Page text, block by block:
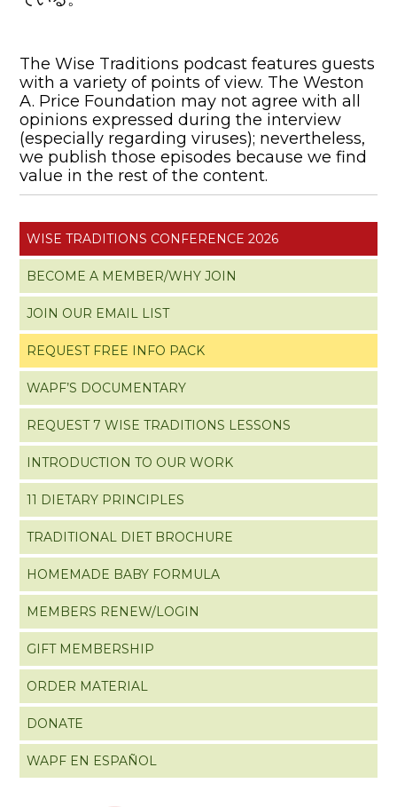
The Wise Traditions podcast features guests
with a variety of points of view. The Weston
A. Price Foundation may not agree with all
opinions expressed during the interview
(especially regarding viruses); nevertheless,
we publish those episodes because we find
value in the rest of the content.
WISE TRADITIONS CONFERENCE 2026
BECOME A MEMBER/WHY JOIN
JOIN OUR EMAIL LIST
REQUEST FREE INFO PACK
WAPF’S DOCUMENTARY
REQUEST 7 WISE TRADITIONS LESSONS
INTRODUCTION TO OUR WORK
11 DIETARY PRINCIPLES
TRADITIONAL DIET BROCHURE
HOMEMADE BABY FORMULA
MEMBERS RENEW/LOGIN
GIFT MEMBERSHIP
ORDER MATERIAL
DONATE
WAPF EN ESPAÑOL